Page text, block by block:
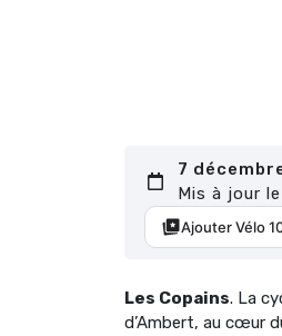
7
Mis à jour
Ajouter Vélo
Les Copains. La
d’Ambert, au cœur